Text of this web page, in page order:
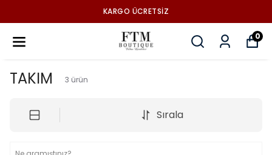
KARGO ÜCRETSİZ
0
TAKIM 3 ürün
Sırala